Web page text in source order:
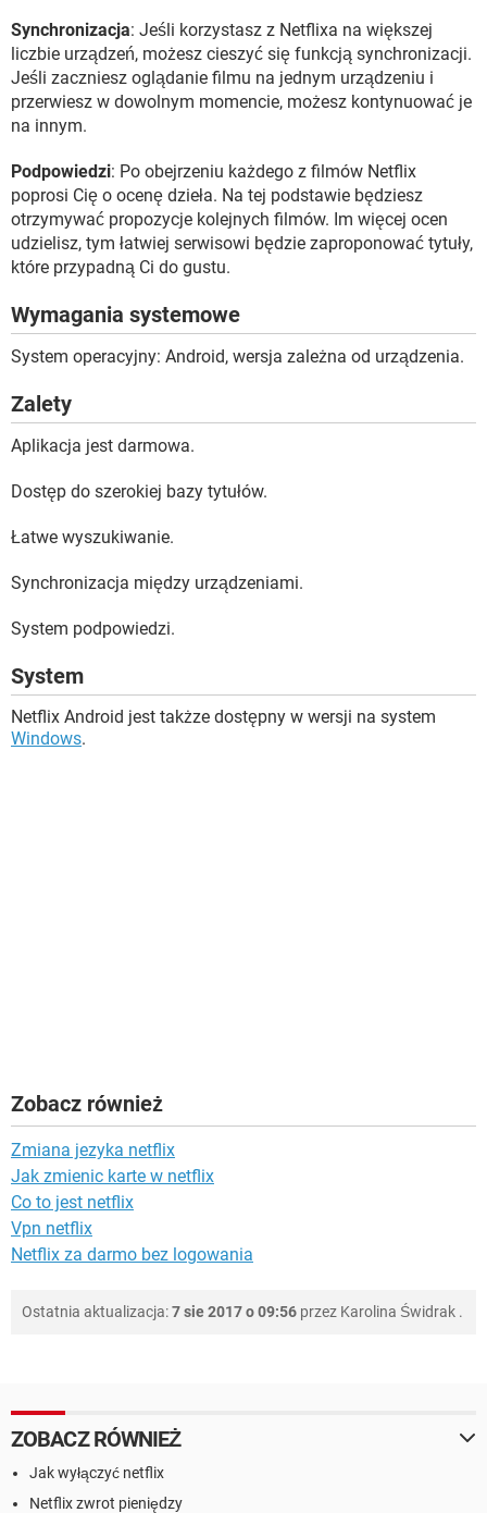
Synchronizacja: Jeśli korzystasz z Netflixa na większej
liczbie urządzeń, możesz cieszyć się funkcją synchronizacji.
Jeśli zaczniesz oglądanie filmu na jednym urządzeniu i
przerwiesz w dowolnym momencie, możesz kontynuować je
na innym.
Podpowiedzi: Po obejrzeniu każdego z filmów Netflix
poprosi Cię o ocenę dzieła. Na tej podstawie będziesz
otrzymywać propozycje kolejnych filmów. Im więcej ocen
udzielisz, tym łatwiej serwisowi będzie zaproponować tytuły,
które przypadną Ci do gustu.
Wymagania systemowe
System operacyjny: Android, wersja zależna od urządzenia.
Zalety
Aplikacja jest darmowa.
Dostęp do szerokiej bazy tytułów.
Łatwe wyszukiwanie.
Synchronizacja między urządzeniami.
System podpowiedzi.
System
Netflix Android jest takżze dostępny w wersji na system
Windows.
Zobacz również
Zmiana jezyka netflix
Jak zmienic karte w netflix
Co to jest netflix
Vpn netflix
Netflix za darmo bez logowania
Ostatnia aktualizacja:7 sie 2017 o 09:56 przez Karolina Świdrak .
ZOBACZ RÓWNIEŻ
Jak wyłączyć netflix
Netflix zwrot pieniędzy